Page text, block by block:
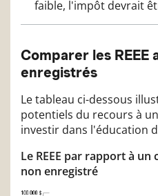
faible, l'impôt devrait
Comparer les REEE
enregistrés
Le tableau ci-dessous
potentiels du recours à
investir dans l'éducation
Le REEE par rapport à
non enregistré